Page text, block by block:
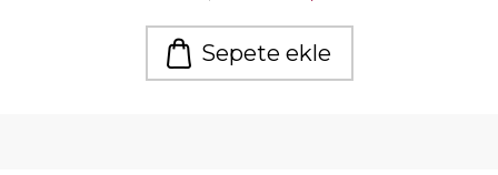
Sepete ekle